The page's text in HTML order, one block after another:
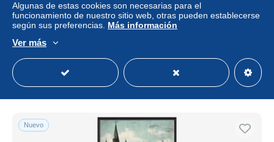
Profesional
Nuevo
Algunas de estas cookies son necesarias para el
funcionamiento de nuestro sitio web, otras pueden establecerse
según sus preferencias. Más información
Ver más